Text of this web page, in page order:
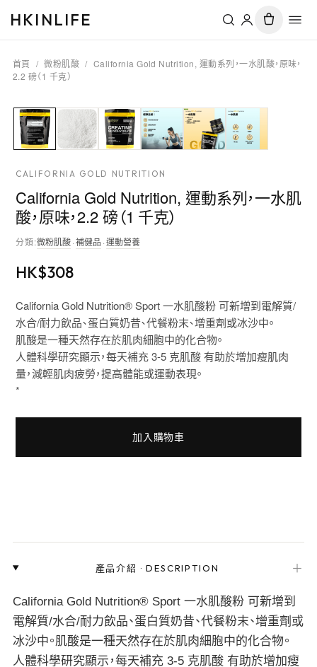
HKINLIFE
首頁 / 微粉肌酸 / California Gold Nutrition, 運動系列，一水肌酸，原味，
2.2 磅（1 千克）
CALIFORNIA GOLD NUTRITION
California Gold Nutrition, 運動系列，一水肌
酸，原味，2.2 磅（1 千克）
分類:微粉肌酸·補健品 ·運動營養
HK$308
California Gold Nutrition® Sport 一水肌酸粉 可新增到電解質/
水合/耐力飲品、蛋白質奶昔、代餐粉末、增重劑或冰沙中。
肌酸是一種天然存在於肌肉細胞中的化合物。
人體科學研究顯示，每天補充 3-5 克肌酸 有助於增加瘦肌肉
量，減輕肌肉疲勞，提高體能或運動表現。
*
加入購物車
產品介紹 ·DESCRIPTION ＋
California Gold Nutrition® Sport 一水肌酸粉 可新增到
電解質/水合/耐力飲品、蛋白質奶昔、代餐粉末、增重劑或
冰沙中。肌酸是一種天然存在於肌肉細胞中的化合物。
人體科學研究顯示，每天補充 3-5 克肌酸 有助於增加瘦